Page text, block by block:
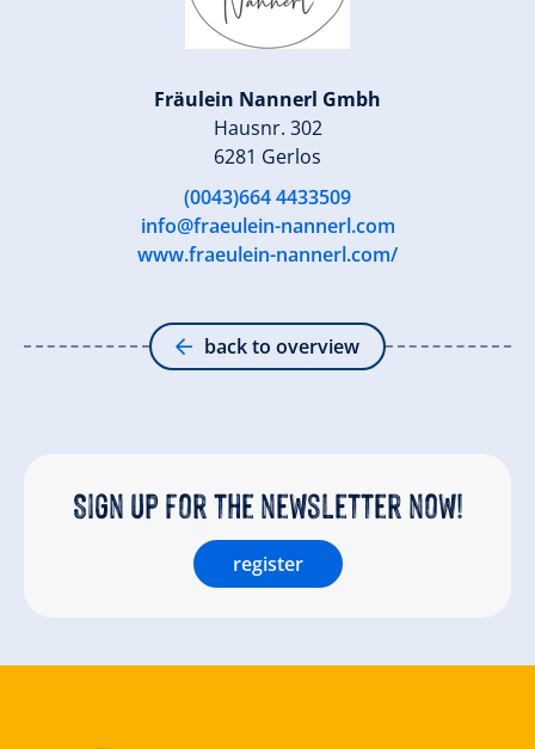
Fräulein Nannerl Gmbh
Hausnr. 302
6281 Gerlos
(0043)664 4433509
info@fraeulein-nannerl.com
www.fraeulein-nannerl.com/
back to overview
Sign up for the newsletter now!
register